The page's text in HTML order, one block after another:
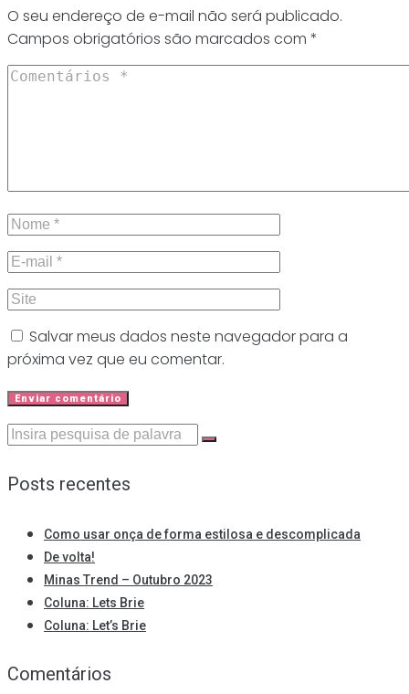
O seu endereço de e-mail não será publicado.
Campos obrigatórios são marcados com *
Salvar meus dados neste navegador para a
próxima vez que eu comentar.
Procurar:
Posts recentes
Como usar onça de forma estilosa e descomplicada
De volta!
Minas Trend – Outubro 2023
Coluna: Lets Brie
Coluna: Let’s Brie
Comentários